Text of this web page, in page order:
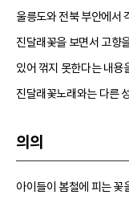
울릉도와 전북 부안에서
진달래꽃을 보면서 고향
있어 꺾지 못한다는 내용
진달래꽃노래와는 다른
의의
아이들이 봄철에 피는 꽃